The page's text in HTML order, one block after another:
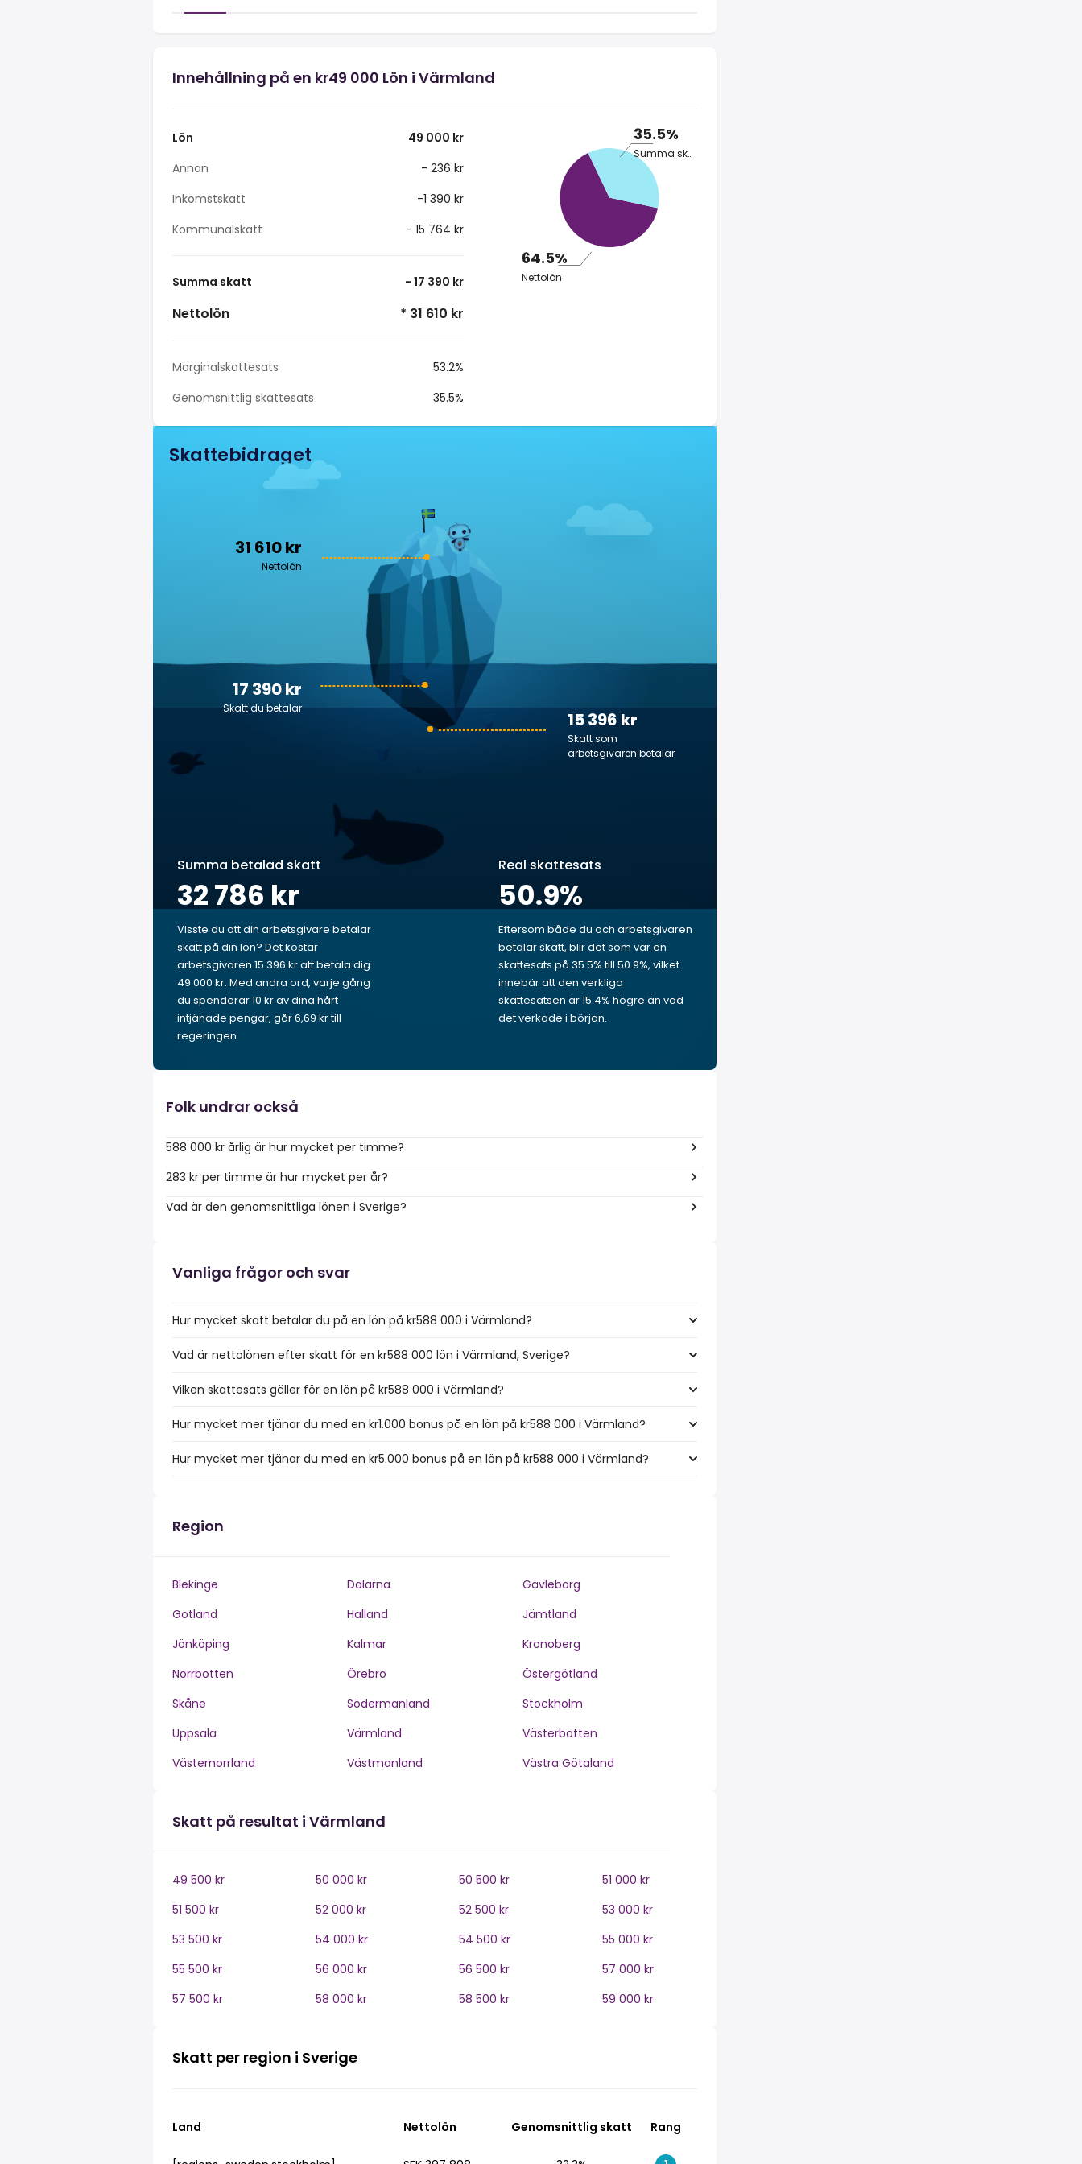
Innehållning på en kr49 000 Lön i Värmland
Lön
49 000 kr
Annan
- 236 kr
Inkomstskatt
-1 390 kr
Kommunalskatt
- 15 764 kr
Summa skatt - 17 390 kr
Nettolön * 31 610 kr
Marginalskattesats
53.2%
Genomsnittlig skattesats
35.5%
35.5%
Summa skatt
64.5%
Nettolön
Skattebidraget
31 610 kr
Nettolön
15 396 kr
Skatt som
arbetsgivaren betalar
17 390 kr
Skatt du betalar
Summa betalad skatt
32 786 kr
Visste du att din arbetsgivare betalar
skatt på din lön? Det kostar
arbetsgivaren 15 396 kr att betala dig
49 000 kr. Med andra ord, varje gång
du spenderar 10 kr av dina hårt
intjänade pengar, går 6,69 kr till
regeringen.
Real skattesats
50.9%
Eftersom både du och arbetsgivaren
betalar skatt, blir det som var en
skattesats på 35.5% till 50.9%, vilket
innebär att den verkliga
skattesatsen är 15.4% högre än vad
det verkade i början.
Folk undrar också
588 000 kr årlig är hur mycket per timme?
283 kr per timme är hur mycket per år?
Vad är den genomsnittliga lönen i Sverige?
Vanliga frågor och svar
Hur mycket skatt betalar du på en lön på kr588 000 i Värmland?
Vad är nettolönen efter skatt för en kr588 000 lön i Värmland, Sverige?
Vilken skattesats gäller för en lön på kr588 000 i Värmland?
Hur mycket mer tjänar du med en kr1.000 bonus på en lön på kr588 000 i Värmland?
Hur mycket mer tjänar du med en kr5.000 bonus på en lön på kr588 000 i Värmland?
Region
Blekinge Dalarna
Gävleborg
Gotland
Halland
Jämtland
Jönköping
Kalmar
Kronoberg
Norrbotten
Örebro
Östergötland
Skåne
Södermanland
Stockholm
Uppsala
Värmland
Västerbotten
Västernorrland
Västmanland Västra Götaland
Skatt på resultat i Värmland
49 500 kr 50 000 kr 50 500 kr
51 000 kr
51 500 kr
52 000 kr 52 500 kr
53 000 kr
53 500 kr
54 000 kr 54 500 kr
55 000 kr
55 500 kr
56 000 kr 56 500 kr
57 000 kr
57 500 kr
58 000 kr 58 500 kr 59 000 kr
Skatt per region i Sverige
Land Nettolön Genomsnittlig skatt Rang